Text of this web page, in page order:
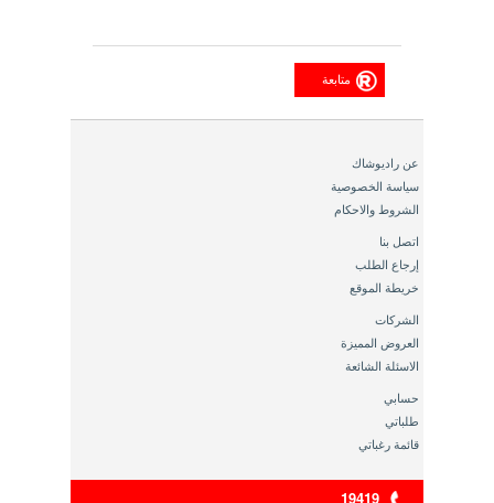
متابعة
عن راديوشاك
سياسة الخصوصية
الشروط والاحكام
اتصل بنا
إرجاع الطلب
خريطة الموقع
الشركات
العروض المميزة
الاسئلة الشائعة
حسابي
طلباتي
قائمة رغباتي
19419